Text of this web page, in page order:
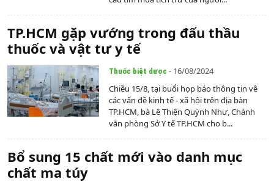
TP.HCM gặp vướng trong đấu thầu
thuốc và vật tư y tế
Thuốc biệt dược - 16/08/2024
Chiều 15/8, tại buổi họp báo thông tin về
các vấn đề kinh tế - xã hội trên địa bàn
TP.HCM, bà Lê Thiện Quỳnh Như, Chánh
văn phòng Sở Y tế TP.HCM cho b...
Bổ sung 15 chất mới vào danh mục
chất ma túy